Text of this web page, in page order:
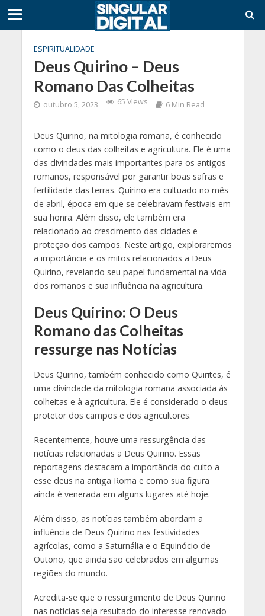
ESPIRITUALIDADE
Deus Quirino – Deus
Romano Das Colheitas
outubro 5, 2023 65 Views 6 Min Read
Deus Quirino, na mitologia romana, é conhecido
como o deus das colheitas e agricultura. Ele é uma
das divindades mais importantes para os antigos
romanos, responsável por garantir boas safras e
fertilidade das terras. Quirino era cultuado no mês
de abril, época em que se celebravam festivais em
sua honra. Além disso, ele também era
relacionado ao crescimento das cidades e
proteção dos campos. Neste artigo, exploraremos
a importância e os mitos relacionados a Deus
Quirino, revelando seu papel fundamental na vida
dos romanos e sua influência na agricultura.
Deus Quirino: O Deus
Romano das Colheitas
ressurge nas Notícias
Deus Quirino, também conhecido como Quirites, é
uma divindade da mitologia romana associada às
colheitas e à agricultura. Ele é considerado o deus
protetor dos campos e dos agricultores.
Recentemente, houve uma ressurgência das
notícias relacionadas a Deus Quirino. Essas
reportagens destacam a importância do culto a
esse deus na antiga Roma e como sua figura
ainda é venerada em alguns lugares até hoje.
Além disso, as notícias também abordam a
influência de Deus Quirino nas festividades
agrícolas, como a Saturnália e o Equinócio de
Outono, que ainda são celebrados em algumas
regiões do mundo.
Acredita-se que o ressurgimento de Deus Quirino
nas notícias seja resultado do interesse renovado